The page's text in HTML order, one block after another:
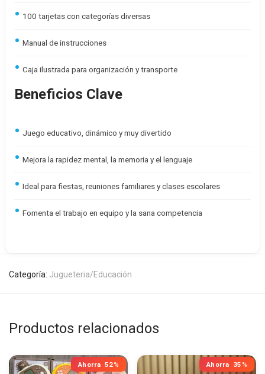
100 tarjetas con categorías diversas
Manual de instrucciones
Caja ilustrada para organización y transporte
Beneficios Clave
Juego educativo, dinámico y muy divertido
Mejora la rapidez mental, la memoria y el lenguaje
Ideal para fiestas, reuniones familiares y clases escolares
Fomenta el trabajo en equipo y la sana competencia
Categoría: Jugueteria/Educación
Productos relacionados
Ahorra 52% Ahorra 35%